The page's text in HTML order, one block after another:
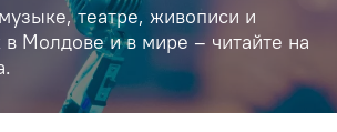
театре, живописи и
Молдове и в мире – читайте на